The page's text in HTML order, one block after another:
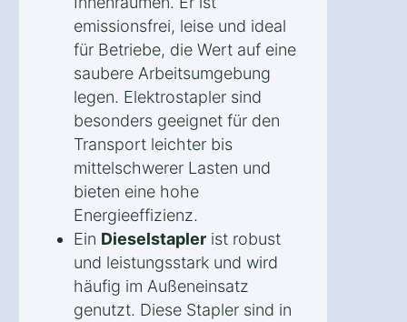
emissionsfrei, leise und ideal
für Betriebe, die Wert auf eine
saubere Arbeitsumgebung
legen. Elektrostapler sind
besonders geeignet für den
Transport leichter bis
mittelschwerer Lasten und
bieten eine hohe
Energieeffizienz.
Ein Dieselstapler ist robust
und leistungsstark und wird
häufig im Außeneinsatz
genutzt. Diese Stapler sind in